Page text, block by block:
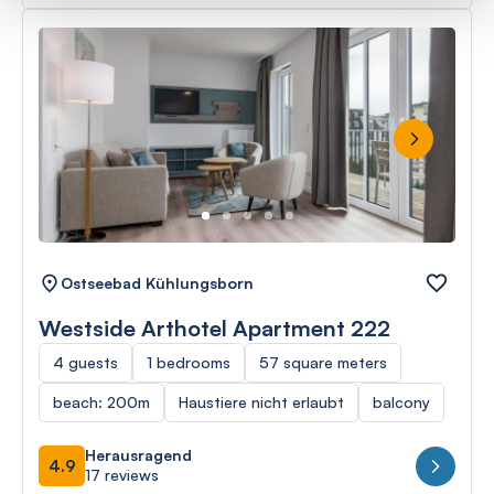
Next
Ostseebad Kühlungsborn
Westside Arthotel Apartment 222
4 guests 1 bedrooms 57 square meters
beach: 200m Haustiere nicht erlaubt balcony
4.9
Herausragend
17 reviews